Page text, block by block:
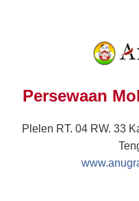
Persewaan
Plelen RT. 04 RW. 33